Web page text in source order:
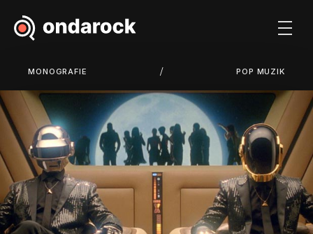
MONOGRAFIE / POP MUZIK